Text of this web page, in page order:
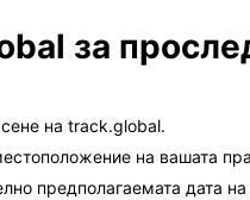
за
на track.global.
на вашата
предполагаемата дата